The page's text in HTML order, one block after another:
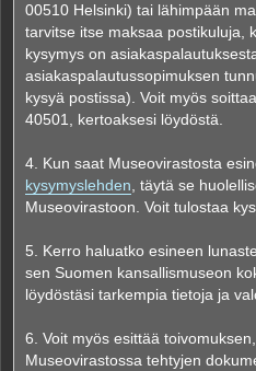
00510 Helsinki) tai lähimpään
tarvitse itse maksaa postikuluja,
kysymys on
asiakaspalautussopimuksen
kysyä postissa). Voit myös
40501, kertoaksesi löydöstä.
4. Kun saat Museovirastosta
kysymyslehden, täytä se
Museovirastoon. Voit tulostaa
5. Kerro haluatko esineen
sen Suomen kansallismuseon
löydöstäsi tarkempia tietoja ja
6. Voit myös esittää
Museovirastossa tehtyjen